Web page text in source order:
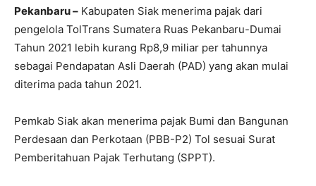
Pekanbaru – Kabupaten Siak menerima pajak dari
pengelola TolTrans Sumatera Ruas Pekanbaru-Dumai
Tahun 2021 lebih kurang Rp8,9 miliar per tahunnya
sebagai Pendapatan Asli Daerah (PAD) yang akan mulai
diterima pada tahun 2021.
Pemkab Siak akan menerima pajak Bumi dan Bangunan
Perdesaan dan Perkotaan (PBB-P2) Tol sesuai Surat
Pemberitahuan Pajak Terhutang (SPPT).